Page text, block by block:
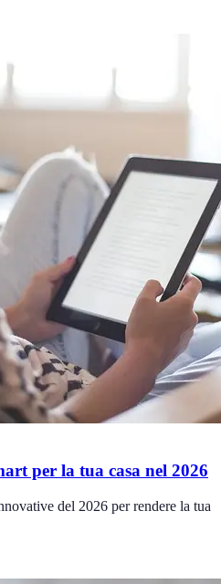
per la tua casa nel 2026
del 2026 per rendere la tua